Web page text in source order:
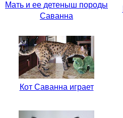
Мать и ее детеныш породы
Саванна
Кот Саванна играет